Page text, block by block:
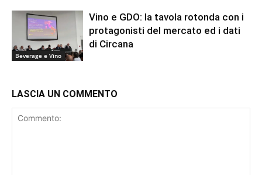
Beverage e Vino
Vino e GDO: la tavola rotonda con i
protagonisti del mercato ed i dati
di Circana
LASCIA UN COMMENTO